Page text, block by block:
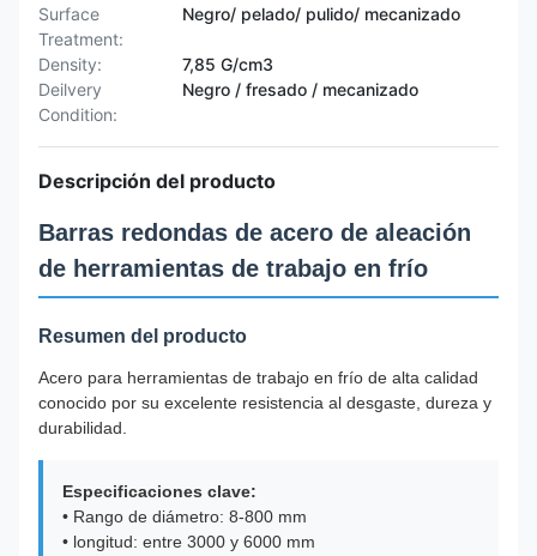
Surface
Treatment:
Negro/ pelado/ pulido/ mecanizado
Density:
7,85 G/cm3
Deilvery
Condition:
Negro / fresado / mecanizado
Descripción del producto
Barras redondas de acero de aleación
de herramientas de trabajo en frío
Resumen del producto
Acero para herramientas de trabajo en frío de alta calidad
conocido por su excelente resistencia al desgaste, dureza y
durabilidad.
Especificaciones clave:
• Rango de diámetro: 8-800 mm
• longitud: entre 3000 y 6000 mm